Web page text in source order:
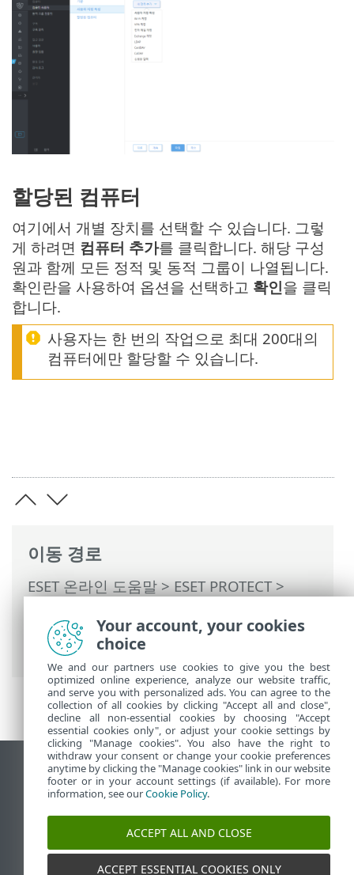
이동 경로
ESET 온라인 도움말>ESET PROTECT>
메뉴>자세히> 컴퓨터 사용자> 사용자 편
할당된 컴퓨터
여기에서 개별 장치를 선택할 수 있습니다. 그렇
게 하려면 컴퓨터 추가를 클릭합니다. 해당 구성
원과 함께 모든 정적 및 동적 그룹이 나열됩니다.
확인란을 사용하여 옵션을 선택하고 확인을 클릭
합니다.
사용자는 한 번의 작업으로 최대 200대의
컴퓨터에만 할당할 수 있습니다.
데스크톱 사이트 보기
End of Life
ESET 지식 베이스
ESET Status Portal
Your account, your cookies
choice
We and our partners use cookies to give you the best
optimized online experience, analyze our website traffic,
and serve you with personalized ads. You can agree to the
collection of all cookies by clicking "Accept all and close",
decline all non-essential cookies by choosing "Accept
essential cookies only", or adjust your cookie settings by
clicking "Manage cookies". You also have the right to
withdraw your consent or change your cookie preferences
anytime by clicking the "Manage cookies" link in our website
footer or in your account settings (if available). For more
information, see ourCookie Policy.
ACCEPT ALL AND CLOSE
ACCEPT ESSENTIAL COOKIES ONLY